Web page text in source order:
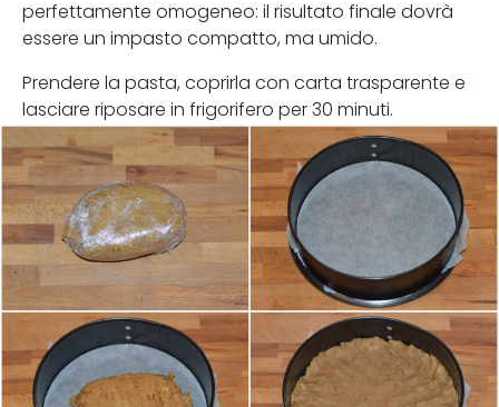
perfettamente omogeneo: il risultato finale dovrà
essere un impasto compatto, ma umido.
Prendere la pasta, coprirla con carta trasparente e
lasciare riposare in frigorifero per 30 minuti.